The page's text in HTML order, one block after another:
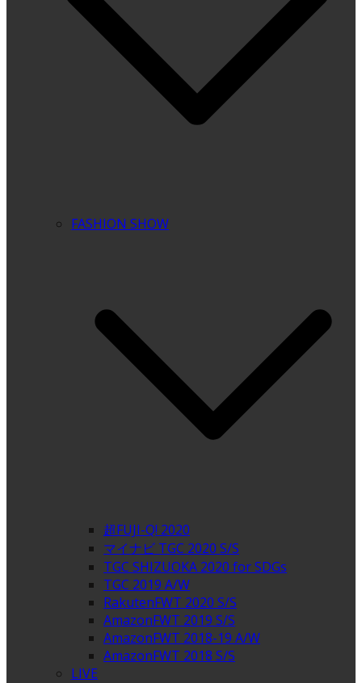
FASHION SHOW
超FUJI-Q! 2020
マイナビ TGC 2020 S/S
TGC SHIZUOKA 2020 for SDGs
TGC 2019 A/W
RakutenFWT 2020 S/S
AmazonFWT 2019 S/S
AmazonFWT 2018-19 A/W
AmazonFWT 2018 S/S
LIVE